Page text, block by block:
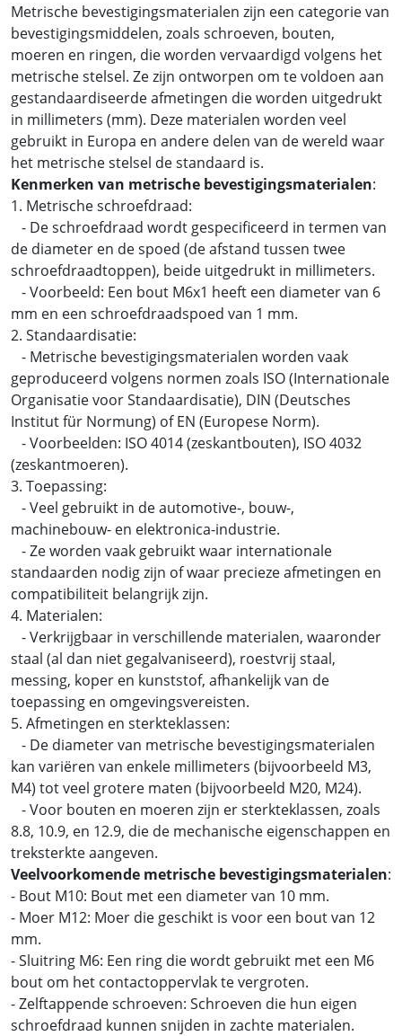
Metrische bevestigingsmaterialen zijn een categorie van
bevestigingsmiddelen, zoals schroeven, bouten,
moeren en ringen, die worden vervaardigd volgens het
metrische stelsel. Ze zijn ontworpen om te voldoen aan
gestandaardiseerde afmetingen die worden uitgedrukt
in millimeters (mm). Deze materialen worden veel
gebruikt in Europa en andere delen van de wereld waar
het metrische stelsel de standaard is.
Kenmerken van metrische bevestigingsmaterialen:
1. Metrische schroefdraad:
- De schroefdraad wordt gespecificeerd in termen van
de diameter en de spoed (de afstand tussen twee
schroefdraadtoppen), beide uitgedrukt in millimeters.
- Voorbeeld: Een bout M6x1 heeft een diameter van 6
mm en een schroefdraadspoed van 1 mm.
2. Standaardisatie:
- Metrische bevestigingsmaterialen worden vaak
geproduceerd volgens normen zoals ISO (Internationale
Organisatie voor Standaardisatie), DIN (Deutsches
Institut für Normung) of EN (Europese Norm).
- Voorbeelden: ISO 4014 (zeskantbouten), ISO 4032
(zeskantmoeren).
3. Toepassing:
- Veel gebruikt in de automotive-, bouw-,
machinebouw- en elektronica-industrie.
- Ze worden vaak gebruikt waar internationale
standaarden nodig zijn of waar precieze afmetingen en
compatibiliteit belangrijk zijn.
4. Materialen:
- Verkrijgbaar in verschillende materialen, waaronder
staal (al dan niet gegalvaniseerd), roestvrij staal,
messing, koper en kunststof, afhankelijk van de
toepassing en omgevingsvereisten.
5. Afmetingen en sterkteklassen:
- De diameter van metrische bevestigingsmaterialen
kan variëren van enkele millimeters (bijvoorbeeld M3,
M4) tot veel grotere maten (bijvoorbeeld M20, M24).
- Voor bouten en moeren zijn er sterkteklassen, zoals
8.8, 10.9, en 12.9, die de mechanische eigenschappen en
treksterkte aangeven.
Veelvoorkomende metrische bevestigingsmaterialen:
- Bout M10: Bout met een diameter van 10 mm.
- Moer M12: Moer die geschikt is voor een bout van 12
mm.
- Sluitring M6: Een ring die wordt gebruikt met een M6
bout om het contactoppervlak te vergroten.
- Zelftappende schroeven: Schroeven die hun eigen
schroefdraad kunnen snijden in zachte materialen.